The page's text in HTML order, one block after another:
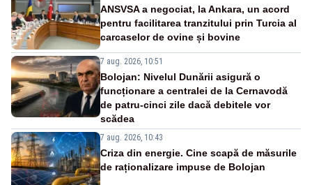
ANSVSA a negociat, la Ankara, un acord
pentru facilitarea tranzitului prin Turcia al
carcaselor de ovine și bovine
7 aug. 2026, 10:51
Bolojan: Nivelul Dunării asigură o
funcționare a centralei de la Cernavodă
de patru-cinci zile dacă debitele vor
scădea
7 aug. 2026, 10:43
Criza din energie. Cine scapă de măsurile
de raționalizare impuse de Bolojan